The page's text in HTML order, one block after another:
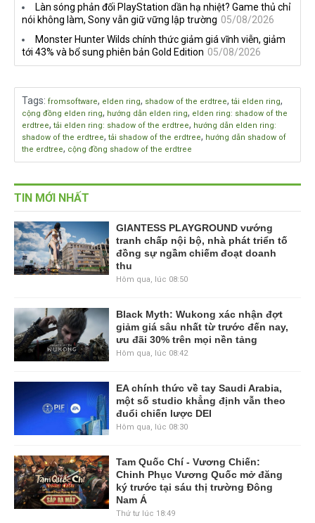
Làn sóng phản đối PlayStation dần hạ nhiệt? Game thủ chỉ
nói không làm, Sony vẫn giữ vững lập trường 05/08/2026
Monster Hunter Wilds chính thức giảm giá vĩnh viễn, giảm
tới 43% và bổ sung phiên bản Gold Edition 05/08/2026
Tags: fromsoftware, elden ring, shadow of the erdtree, tải elden ring,
cộng đồng elden ring, hướng dẫn elden ring, elden ring: shadow of the
erdtree, tải elden ring: shadow of the erdtree, hướng dẫn elden ring:
shadow of the erdtree, tải shadow of the erdtree, hướng dẫn shadow of
the erdtree, cộng đồng shadow of the erdtree
TIN MỚI NHẤT
GIANTESS PLAYGROUND vướng
tranh chấp nội bộ, nhà phát triển tố
đồng sự ngầm chiếm đoạt doanh
thu
Hôm qua, lúc 08:50
Black Myth: Wukong xác nhận đợt
giảm giá sâu nhất từ trước đến nay,
ưu đãi 30% trên mọi nền tảng
Hôm qua, lúc 08:42
EA chính thức về tay Saudi Arabia,
một số studio khẳng định vẫn theo
đuổi chiến lược DEI
Hôm qua, lúc 08:30
Tam Quốc Chí - Vương Chiến:
Chinh Phục Vương Quốc mở đăng
ký trước tại sáu thị trường Đông
Nam Á
Thứ tư lúc 18:49